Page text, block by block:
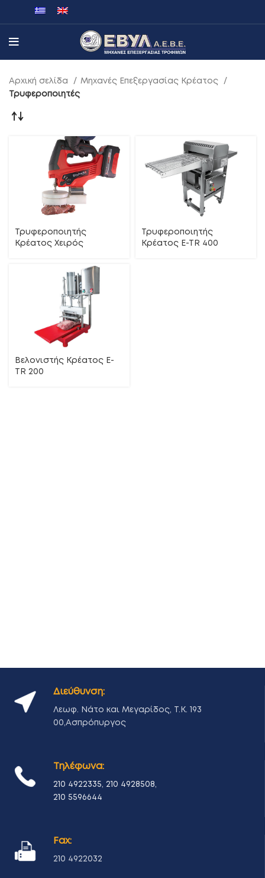
Αρχική σελίδα
Μηχανές Επεξεργασίας Κρέατος
Τρυφεροποιητές
Τρυφεροποιητής
Κρέατος Χειρός
Τρυφεροποιητής
Κρέατος E-TR 400
Βελονιστής Κρέατος E-
TR 200
Διεύθυνση:
Λεωφ. Νάτο και Μεγαρίδος, Τ.Κ. 193
00,Ασπρόπυργος
Τηλέφωνα:
210 4922335, 210 4928508,
210 5596644
Fax:
210 4922032